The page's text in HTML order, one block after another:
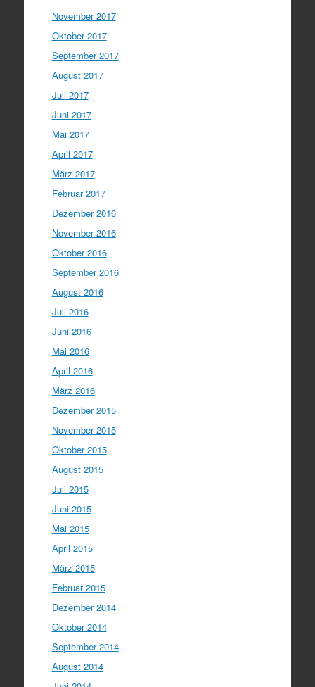
November 2017
Oktober 2017
September 2017
August 2017
Juli 2017
Juni 2017
Mai 2017
April 2017
März 2017
Februar 2017
Dezember 2016
November 2016
Oktober 2016
September 2016
August 2016
Juli 2016
Juni 2016
Mai 2016
April 2016
März 2016
Dezember 2015
November 2015
Oktober 2015
August 2015
Juli 2015
Juni 2015
Mai 2015
April 2015
März 2015
Februar 2015
Dezember 2014
Oktober 2014
September 2014
August 2014